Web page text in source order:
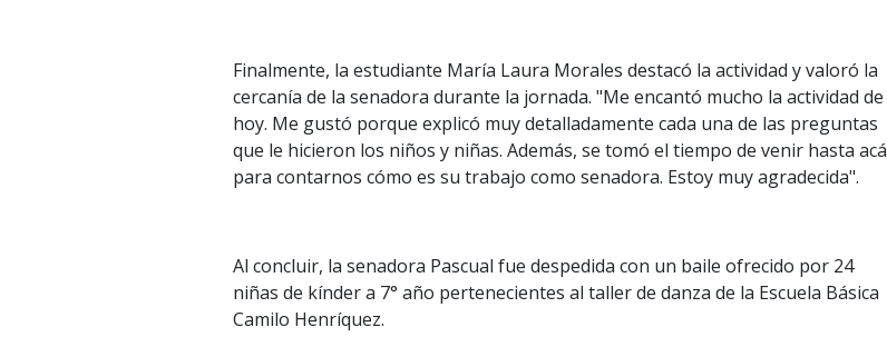
Finalmente, la estudiante María Laura Morales destacó la actividad y valoró la
cercanía de la senadora durante la jornada. "Me encantó mucho la actividad de
hoy. Me gustó porque explicó muy detalladamente cada una de las preguntas
que le hicieron los niños y niñas. Además, se tomó el tiempo de venir hasta acá
para contarnos cómo es su trabajo como senadora. Estoy muy agradecida".
Al concluir, la senadora Pascual fue despedida con un baile ofrecido por 24
niñas de kínder a 7° año pertenecientes al taller de danza de la Escuela Básica
Camilo Henríquez.